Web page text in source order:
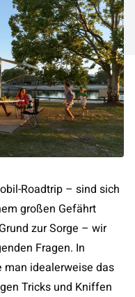
Roadtrip – sind sich
großen Gefährt
zur Sorge – wir
Fragen. In
man idealerweise das
Tricks und Kniffen